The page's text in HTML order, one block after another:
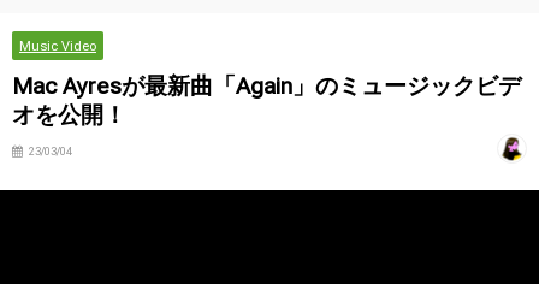
Music Video
Mac Ayresが最新曲「Again」のミュージックビデ
オを公開！
23/03/04